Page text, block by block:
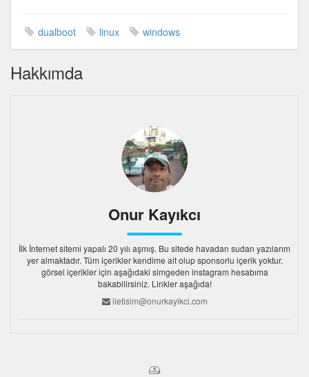
dualboot linux windows
Hakkımda
Onur Kayıkcı
İlk İnternet sitemi yapalı 20 yılı aşmış. Bu sitede havadan sudan yazılarım
yer almaktadır. Tüm içerikler kendime ait olup sponsorlu içerik yoktur.
görsel içerikler için aşağıdaki simgeden instagram hesabıma
bakabilirsiniz. Linkler aşağıda!
iletisim@onurkayikci.com